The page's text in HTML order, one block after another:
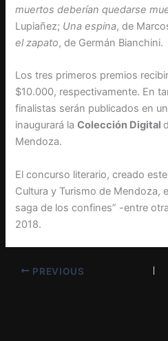
muertos deberían quedarse
Lupiañez; Una espina, de
el zapato, de Germán Bianchini.
Los tres primeros premios
$10.000, respectivamente. En
finalistas serán publicados en
inaugurará laColección Digital
Mendoza.
El concurso literario, creado
Cultura y Turismo de Mendoza,
saga de los confines” -entre
2018.
PREVIOUS